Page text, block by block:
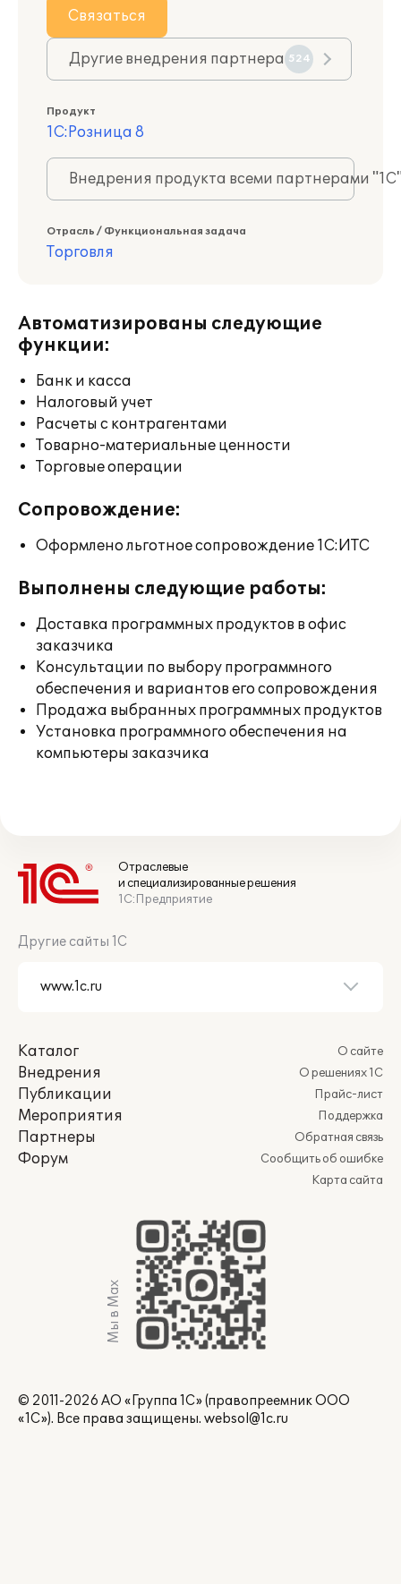
Связаться
Другие внедрения партнера 524
Продукт
1С:Розница 8
Внедрения продукта всеми партнерами
Отрасль / Функциональная задача
Торговля
Автоматизированы следующие
функции:
Банк и касса
Налоговый учет
Расчеты с контрагентами
Товарно-материальные ценности
Торговые операции
Сопровождение:
Оформлено льготное сопровождение 1С:ИТС
Выполнены следующие работы:
Доставка программных продуктов в офис
заказчика
Консультации по выбору программного
обеспечения и вариантов его сопровождения
Продажа выбранных программных продуктов
Установка программного обеспечения на
компьютеры заказчика
Отраслевые
и специализированные решения
1С:Предприятие
Другие сайты 1С
Каталог
Внедрения
Публикации
Мероприятия
Партнеры
Форум
О сайте
О решениях 1С
Прайс-лист
Поддержка
Обратная связь
Сообщить об ошибке
Карта сайта
Мы в Max
© 2011-2026 АО «Группа 1С» (правопреемник ООО
«1С»). Все права защищены. websol@1c.ru